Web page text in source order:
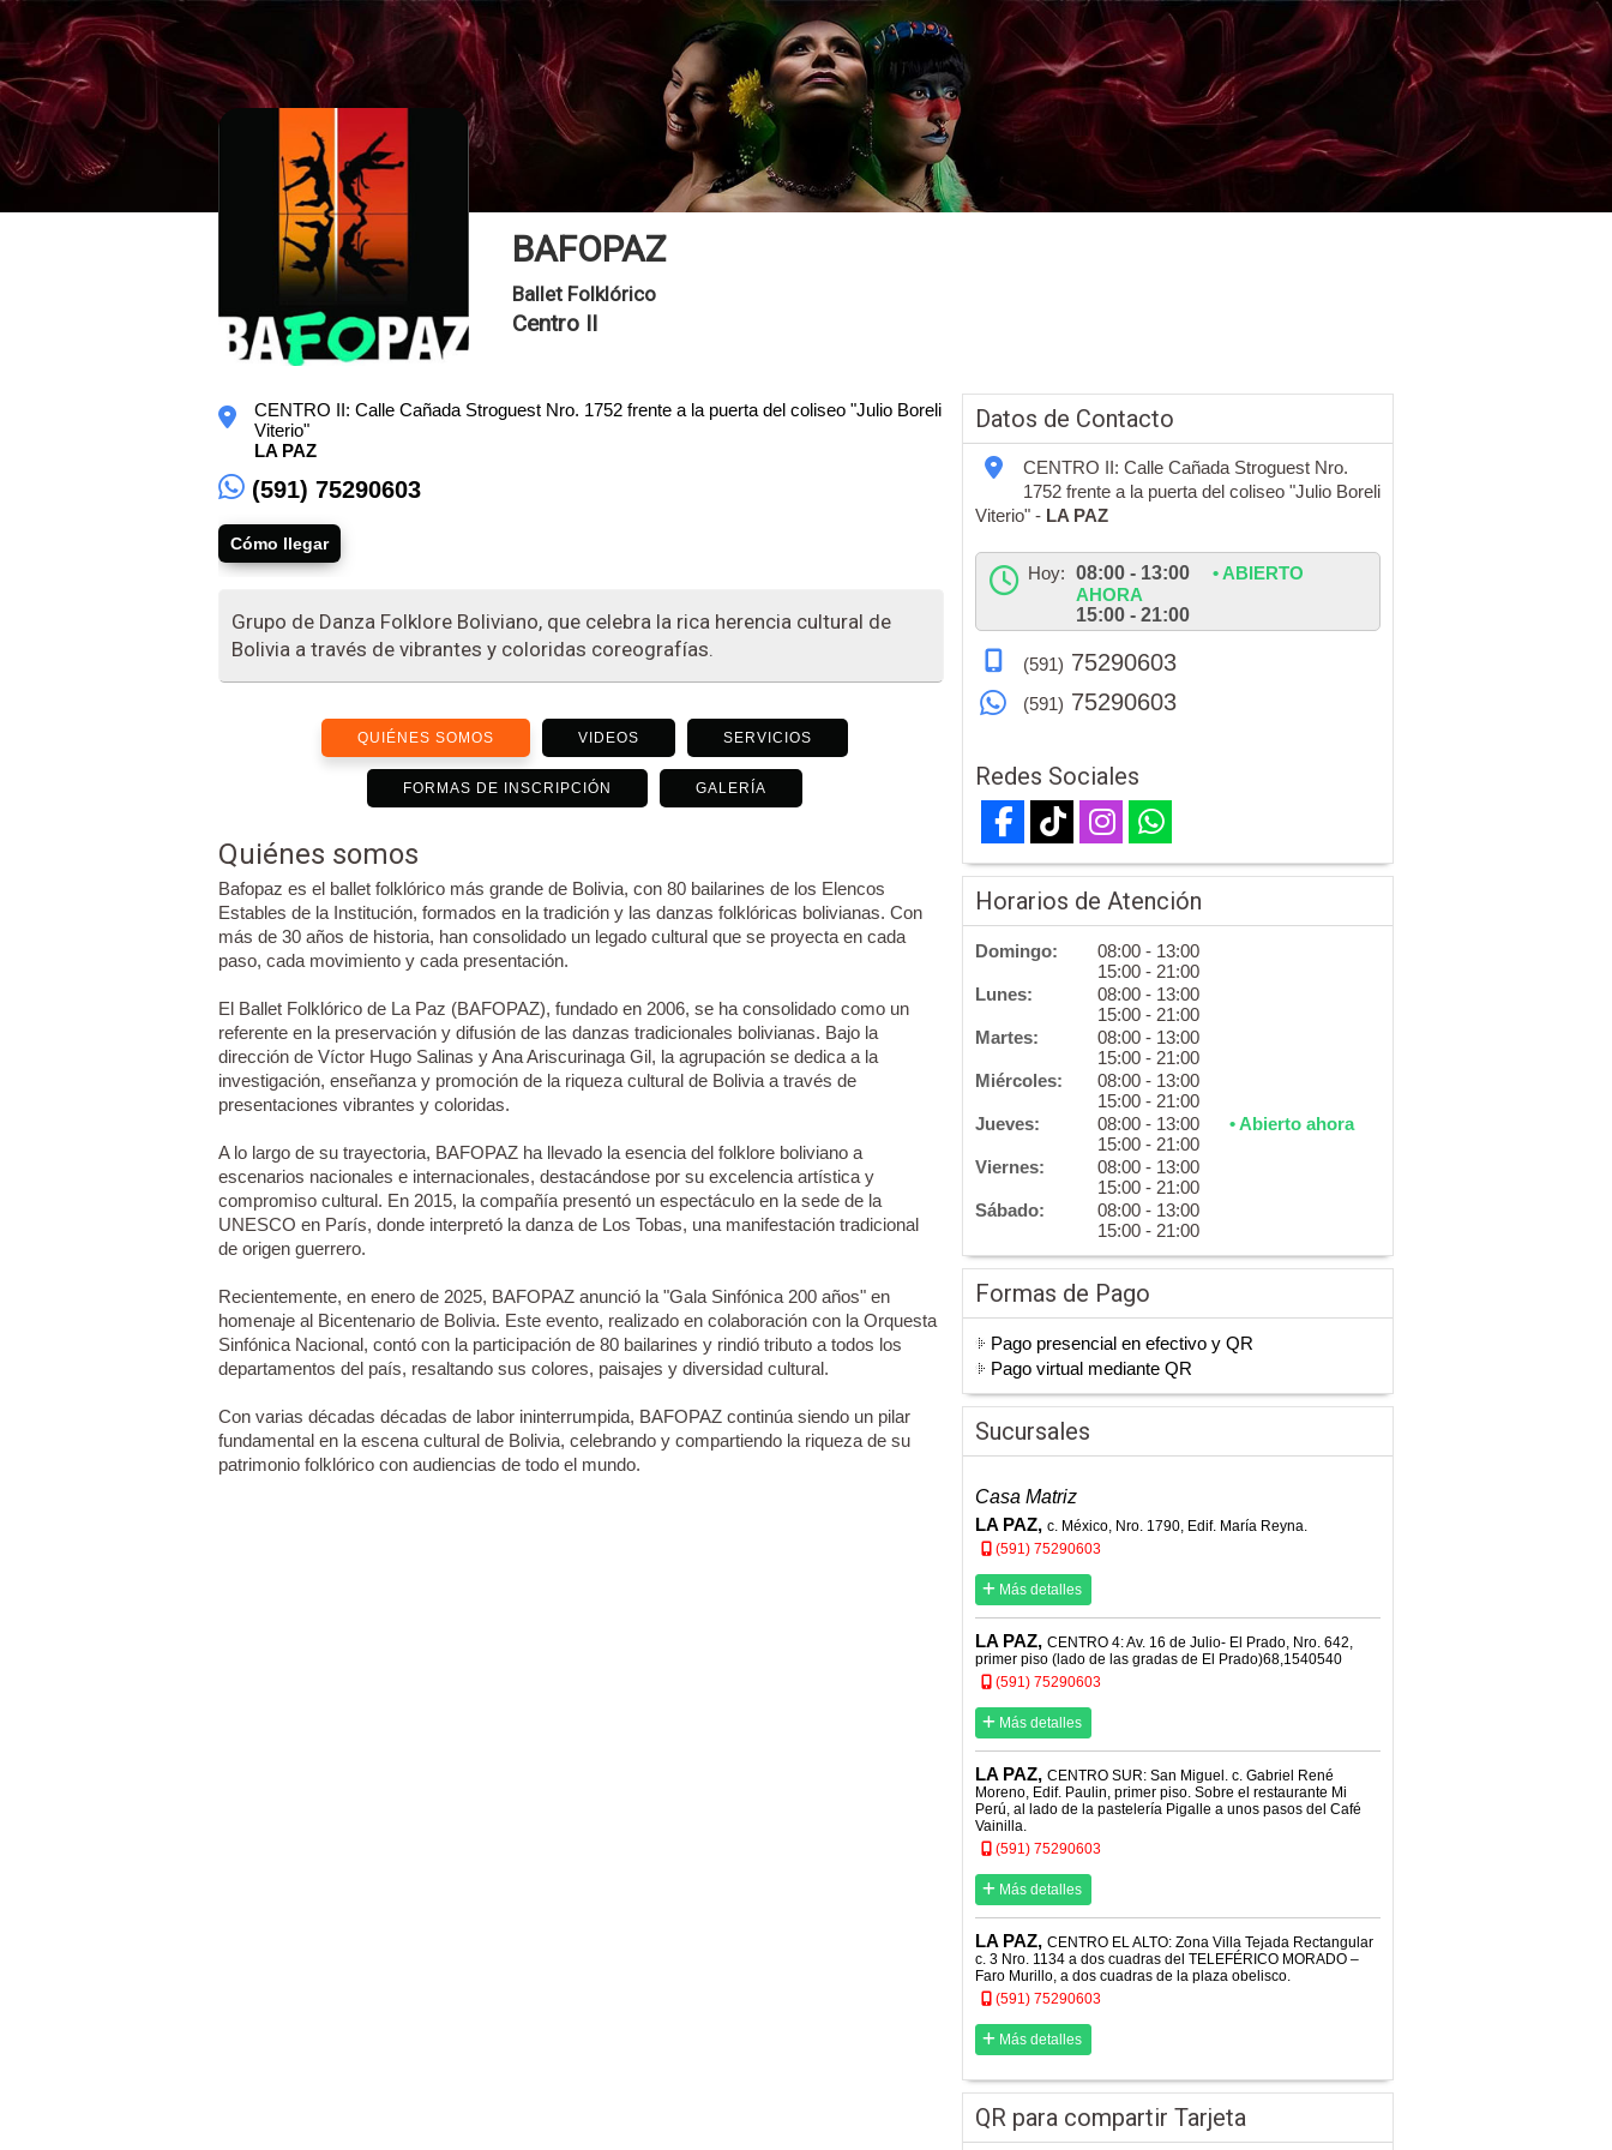
BAFOPAZ
Ballet Folklórico
Centro II
CENTRO II: Calle Cañada Stroguest Nro. 1752 frente a la puerta del coliseo "Julio Boreli
Viterio"
LA PAZ
(591) 75290603
Cómo llegar
Grupo de Danza Folklore Boliviano, que celebra la rica herencia cultural de
Bolivia a través de vibrantes y coloridas coreografías.
QUIÉNES SOMOS VIDEOS SERVICIOS
FORMAS DE INSCRIPCIÓN GALERÍA
Quiénes somos
Bafopaz es el ballet folklórico más grande de Bolivia, con 80 bailarines de los Elencos
Estables de la Institución, formados en la tradición y las danzas folklóricas bolivianas. Con
más de 30 años de historia, han consolidado un legado cultural que se proyecta en cada
paso, cada movimiento y cada presentación.
El Ballet Folklórico de La Paz (BAFOPAZ), fundado en 2006, se ha consolidado como un
referente en la preservación y difusión de las danzas tradicionales bolivianas. Bajo la
dirección de Víctor Hugo Salinas y Ana Ariscurinaga Gil, la agrupación se dedica a la
investigación, enseñanza y promoción de la riqueza cultural de Bolivia a través de
presentaciones vibrantes y coloridas.
A lo largo de su trayectoria, BAFOPAZ ha llevado la esencia del folklore boliviano a
escenarios nacionales e internacionales, destacándose por su excelencia artística y
compromiso cultural. En 2015, la compañía presentó un espectáculo en la sede de la
UNESCO en París, donde interpretó la danza de Los Tobas, una manifestación tradicional
de origen guerrero.
Recientemente, en enero de 2025, BAFOPAZ anunció la "Gala Sinfónica 200 años" en
homenaje al Bicentenario de Bolivia. Este evento, realizado en colaboración con la Orquesta
Sinfónica Nacional, contó con la participación de 80 bailarines y rindió tributo a todos los
departamentos del país, resaltando sus colores, paisajes y diversidad cultural.
Con varias décadas décadas de labor ininterrumpida, BAFOPAZ continúa siendo un pilar
fundamental en la escena cultural de Bolivia, celebrando y compartiendo la riqueza de su
patrimonio folklórico con audiencias de todo el mundo.
Datos de Contacto
CENTRO II: Calle Cañada Stroguest Nro.
1752 frente a la puerta del coliseo "Julio Boreli
Viterio" - LA PAZ
Hoy: 08:00 - 13:00
• ABIERTO
AHORA
15:00 - 21:00
(591) 75290603
(591) 75290603
Redes Sociales
Horarios de Atención
Domingo:
08:00 - 13:00
15:00 - 21:00
Lunes:
08:00 - 13:00
15:00 - 21:00
Martes:
08:00 - 13:00
15:00 - 21:00
Miércoles:
08:00 - 13:00
15:00 - 21:00
Jueves:
08:00 - 13:00
• Abierto ahora
15:00 - 21:00
Viernes:
08:00 - 13:00
15:00 - 21:00
Sábado:
08:00 - 13:00
15:00 - 21:00
Formas de Pago
Pago presencial en efectivo y QR
Pago virtual mediante QR
Sucursales
Casa Matriz
LA PAZ, c. México, Nro. 1790, Edif. María Reyna.
(591) 75290603
Más detalles
LA PAZ, CENTRO 4: Av. 16 de Julio- El Prado, Nro. 642,
primer piso (lado de las gradas de El Prado)68,1540540
(591) 75290603
Más detalles
LA PAZ, CENTRO SUR: San Miguel. c. Gabriel René
Moreno, Edif. Paulin, primer piso. Sobre el restaurante Mi
Perú, al lado de la pastelería Pigalle a unos pasos del Café
Vainilla.
(591) 75290603
Más detalles
LA PAZ, CENTRO EL ALTO: Zona Villa Tejada Rectangular
c. 3 Nro. 1134 a dos cuadras del TELEFÉRICO MORADO –
Faro Murillo, a dos cuadras de la plaza obelisco.
(591) 75290603
Más detalles
QR para compartir Tarjeta